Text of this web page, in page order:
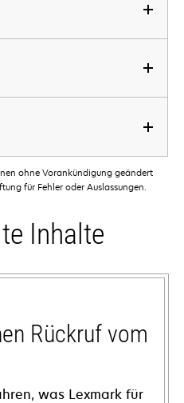
ohne Vorankündigung geändert
für Fehler oder Auslassungen.
Inhalte
Rückruf vom
was Lexmark für